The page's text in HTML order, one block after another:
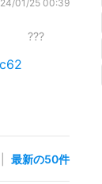
01/25 00:39
???
最新の50件